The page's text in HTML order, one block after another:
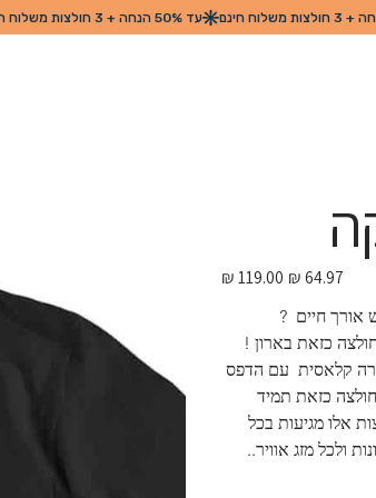
מחיר
מקורי
מחיר
מבצע
חיים  ?
כזאת בארון !
קלאסית  עם הדפס
כזאת תמיד
100% כותנה . חולצות אלו מגיעות בכל
ולכל מזג אוויר..